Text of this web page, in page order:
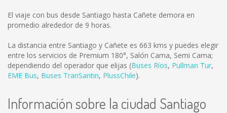
El viaje con bus desde Santiago hasta Cañete demora en
promedio alrededor de 9 horas.
La distancia entre Santiago y Cañete es 663 kms y puedes elegir
entre los servicios de Premium 180°, Salón Cama, Semi Cama;
dependiendo del operador que elijas (Buses Ríos, Pullman Tur,
EME Bus, Buses TranSantin, PlussChile).
Información sobre la ciudad Santiago